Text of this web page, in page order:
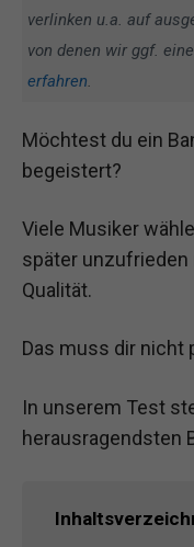
verlinken u.a. auf
von denen wir ggf.
erfahren.
Möchtest du ein
begeistert?
Viele Musiker
später unzufrieden
Qualität.
Das muss dir nicht
In unserem Test
herausragendsten